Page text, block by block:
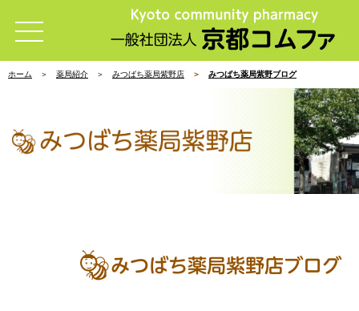
ホーム 薬局紹介 みつばち薬局紫野店 みつばち薬局紫野ブログ